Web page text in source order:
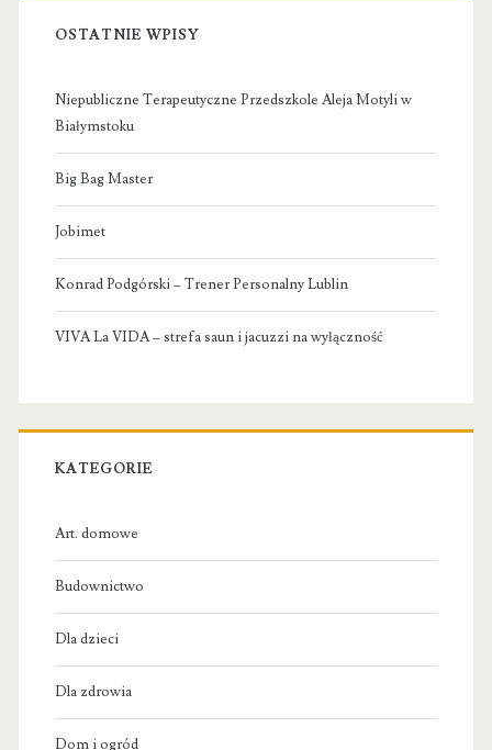
OSTATNIE WPISY
Niepubliczne Terapeutyczne Przedszkole Aleja Motyli w
Białymstoku
Big Bag Master
Jobimet
Konrad Podgórski – Trener Personalny Lublin
VIVA La VIDA – strefa saun i jacuzzi na wyłączność
KATEGORIE
Art. domowe
Budownictwo
Dla dzieci
Dla zdrowia
Dom i ogród